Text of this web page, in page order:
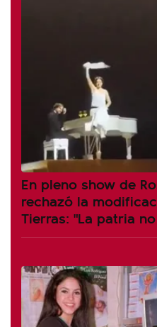
En pleno show de
rechazó la
Tierras: "La patria